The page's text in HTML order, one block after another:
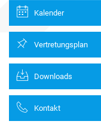
Kalender
Vertretungsplan
Downloads
Kontakt